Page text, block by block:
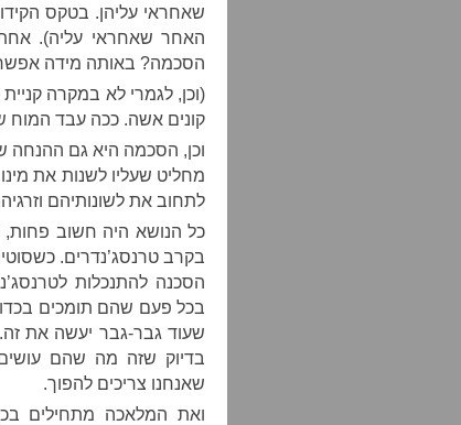
שאחראי עליהן. בטקס
האחר שאחראי עליה). אחת
הסכמה? באותה מידה
(וכן, לגמרי לא במקרה
קונים אשה. ככה עבד המוח
וכן, הסכמה היא גם ההנחה
מחליט שעליו לשנות את מינו
לתחוב את לשונותיהם
כל הנושא היה חשוב
בקרב טרנסג’נדרים.
הסכנה להתנכלות
בכל פעם שהם תומכים
שעוד גבר-גבר יעשה את זה.
בדיוק שזה מה שהם
שאנחנו צריכים להפוך.
ואת המלאכה מתחילים